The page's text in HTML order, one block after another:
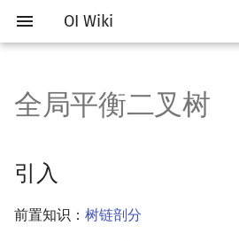
OI Wiki
始
搜
Getting Started
关于本项目
如何参与
比赛相关简介
赛事
题型
工具软件简介
代码编辑工具
评测工具
语言基础简介
C++ 基础
C++ 标准库
算法基础简介
复杂度
枚举
搜索部分简介
DFS（搜索）
BFS（搜索）
动态规划部分简介
动态规划基础
记忆化搜索
字符串部分简介
字符串基础
标准库
数学部分简介
布尔代数
数字系统
并查集
并查集复杂度
堆简介
二叉堆
配对堆
分块思想
块状数组
块状链表
线段树基础
线段树合并 & 分裂
李超线段树
二叉搜索树 & 平衡树
Treap
Splay 树
可持久化数据结构简介
可持久化线段树
可持久化块状数组
线段树套线段树
平衡树套线段树
线段树套平衡树
引入
主要性质
建树
图论部分简介
图论相关概念
图的存储
计算几何部分简介
二维计算几何基础
三维计算几何基础
杂项简介
离散化
双指针
RMQ
并查集应用
括号序列
全局平衡二叉树
引入
前置知识： 树链剖分